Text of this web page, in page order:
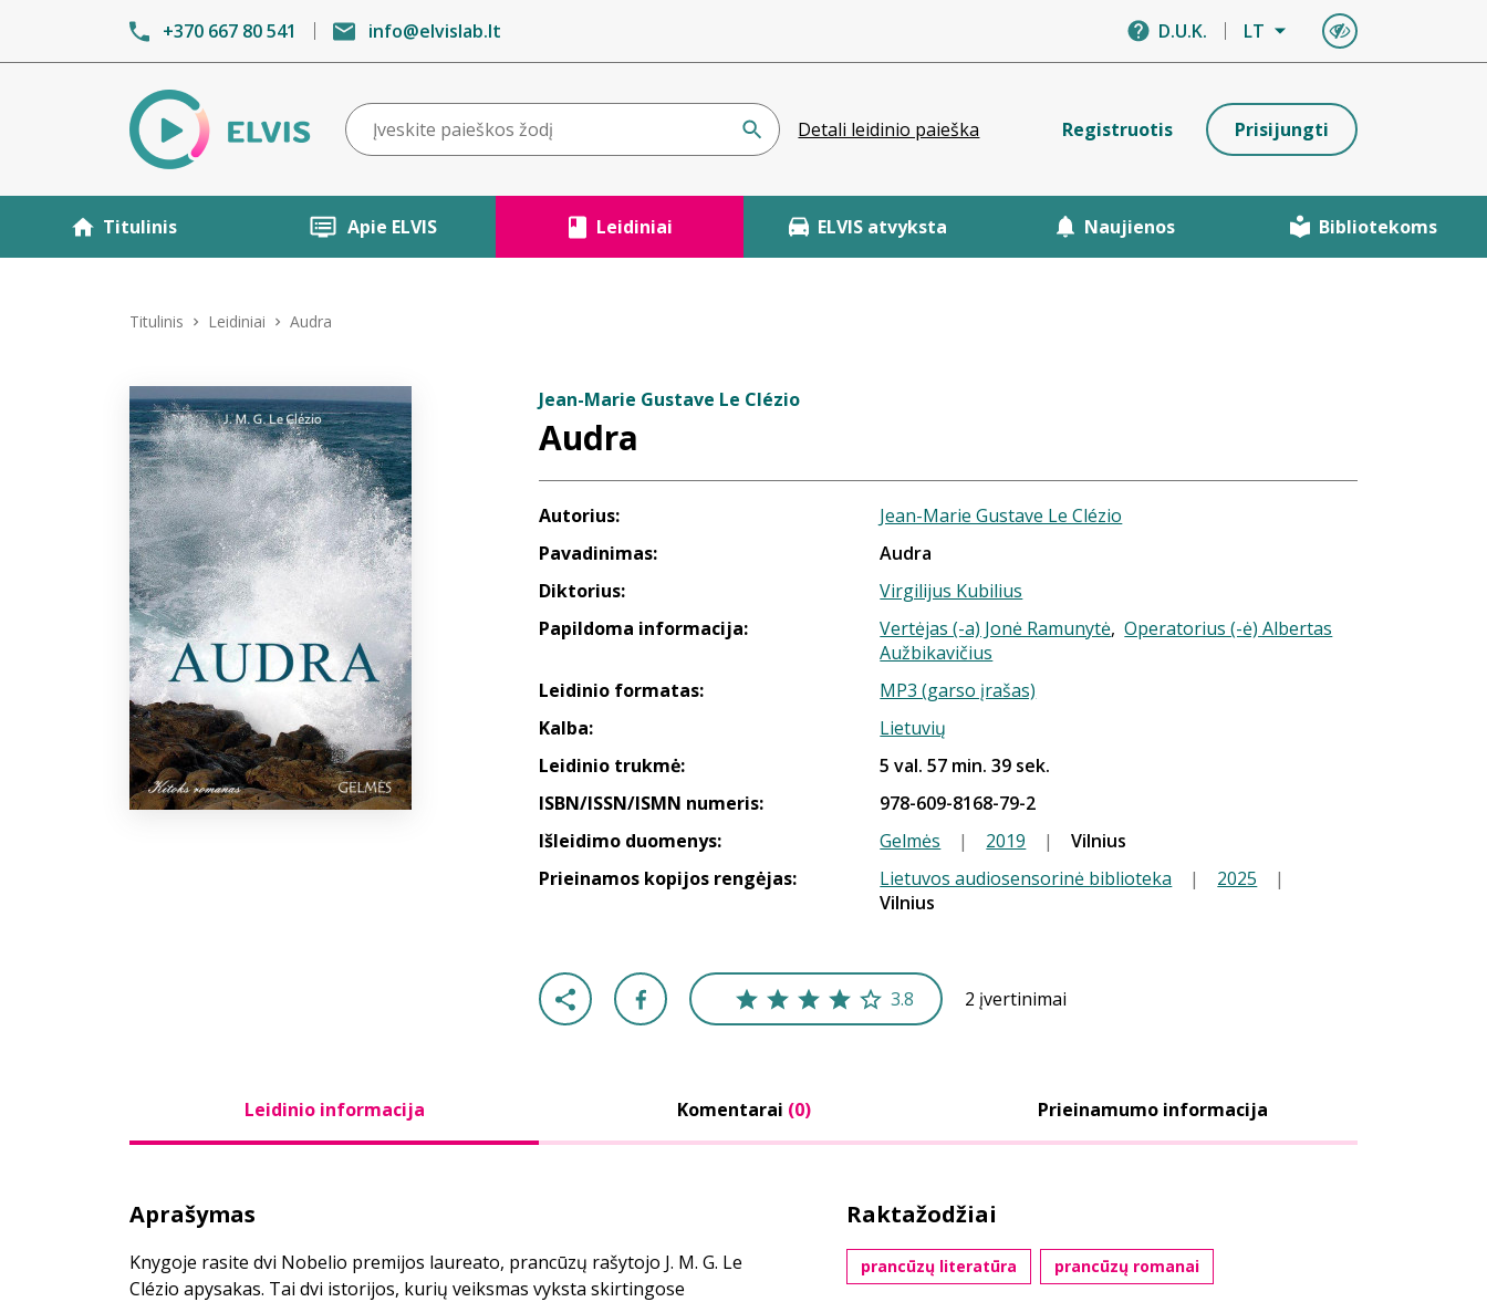
+370 667 80 541 info@elvislab.lt D.U.K. LT
Detali leidinio paieška Registruotis Prisijungti
Titulinis Apie ELVIS Leidiniai ELVIS atvyksta Naujienos Bibliotekoms
Titulinis Leidiniai Audra
Jean-Marie Gustave Le Clézio
Audra
Autorius:
Jean-Marie Gustave Le Clézio
Pavadinimas:
Audra
Diktorius:
Virgilijus Kubilius
Papildoma informacija:
Vertėjas (-a) Jonė Ramunytė,Operatorius (-ė) Albertas
Aužbikavičius
Leidinio formatas:
MP3 (garso įrašas)
Kalba:
Lietuvių
Leidinio trukmė:
5 val. 57 min. 39 sek.
ISBN/ISSN/ISMN numeris:
978-609-8168-79-2
Išleidimo duomenys:
Gelmės | 2019 |
Vilnius
Prieinamos kopijos rengėjas:
Lietuvos audiosensorinė biblioteka | 2025
|
Vilnius
3.8 2 įvertinimai
Leidinio informacija Komentarai (0) Prieinamumo informacija
Aprašymas
Knygoje rasite dvi Nobelio premijos laureato, prancūzų rašytojo J. M. G. Le
Clézio apysakas. Tai dvi istorijos, kurių veiksmas vyksta skirtingose
Raktažodžiai
prancūzų literatūra prancūzų romanai